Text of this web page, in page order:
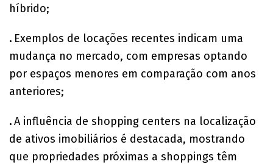
híbrido;
. Exemplos de locações recentes indicam uma
mudança no mercado, com empresas optando
por espaços menores em comparação com anos
anteriores;
.A influência de shopping centers na localização
de ativos imobiliários é destacada, mostrando
que propriedades próximas a shoppings têm